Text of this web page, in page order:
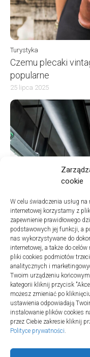
cookie
W celu świadczenia usług
internetowej korzystamy z
zapewnienie prawidłowego
podstawowych jej funkcji, a
nas wykorzystywane do
internetowej, a także do
pliki cookies podmiotów
analitycznych i
Twoim urządzeniu
kategorii kliknij przycisk
możesz zmieniać po
ustawienia odpowiadają
instalowanie plików cookies
przez Ciebie zakresie kliknij
Polityce prywatności.
Turystyka
Czemu plecaki
popularne
25 lipca 2025
Turystyka
Jak wybrać dobrą
szpitalach
20 lipca 2025